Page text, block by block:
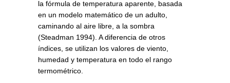
la fórmula de temperatura aparente, basada
en un modelo matemático de un adulto,
caminando al aire libre, a la sombra
(Steadman 1994). A diferencia de otros
índices, se utilizan los valores de viento,
humedad y temperatura en todo el rango
termométrico.